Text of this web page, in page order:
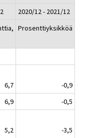
2020/12 - 2021/12
Prosenttiyksikköä
6,7
-0,9
6,9
-0,5
5,2
-3,5